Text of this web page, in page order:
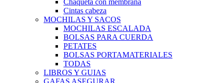
Chaqueta con membrana
Cintas cabeza
MOCHILAS Y SACOS
MOCHILAS ESCALADA
BOLSAS PARA CUERDA
PETATES
BOLSAS PORTAMATERIALES
TODAS
LIBROS Y GUIAS
GAFAS ASEGURAR